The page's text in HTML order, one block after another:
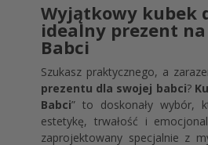
Wyjątkowy kubek
idealny prezent na
Babci
Szukasz praktycznego, a
prezentu dla swojej babci?
Babci” to doskonały wybór,
estetykę, trwałość i
zaprojektowany specjalnie z